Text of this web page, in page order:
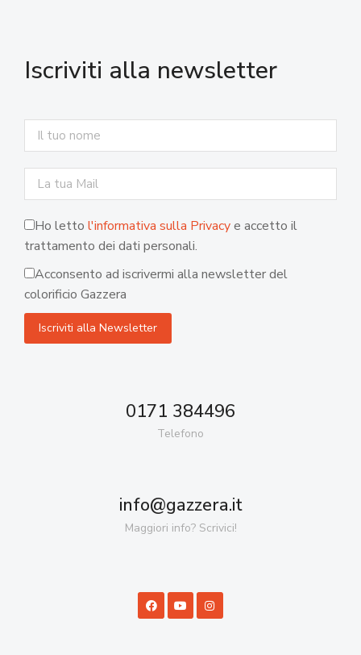
Iscriviti alla newsletter
Ho letto l'informativa sulla Privacye accetto il
trattamento dei dati personali.
Acconsento ad iscrivermi alla newsletter del
colorificio Gazzera
0171 384496
Telefono
info@gazzera.it
Maggiori info? Scrivici!